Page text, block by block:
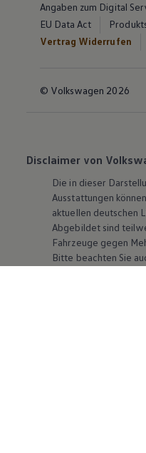
Angaben zum Digital
EU Data Act
Vertrag Widerrufen
© Volkswagen 2026
Disclaimer von
Die in dieser
Ausstattungen
aktuellen deutschen
Abgebildet sind
Fahrzeuge gegen
Bitte beachten Sie